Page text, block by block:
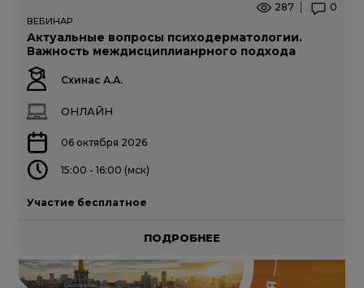
287 0
ВЕБИНАР
Актуальные вопросы психодерматологии.
Важность междисциплианрного подхода
Схинас А.А.
ОНЛАЙН
06 октября 2026
15:00 - 16:00 (мск)
Участие бесплатное
ПОДРОБНЕЕ